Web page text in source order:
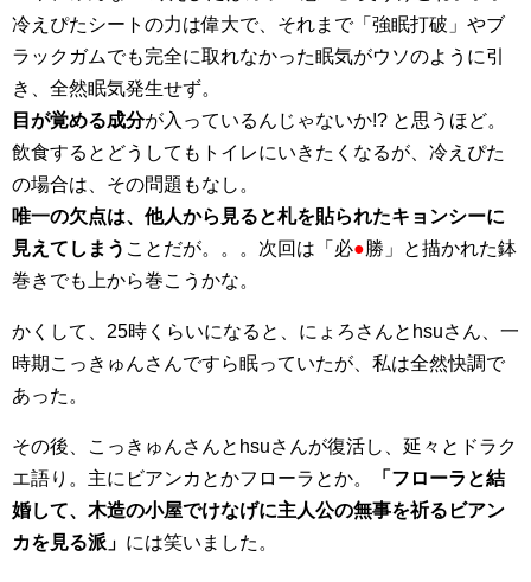
冷えぴたシートの力は偉大で、それまで「強眠打破」やブ
ラックガムでも完全に取れなかった眠気がウソのように引
き、全然眠気発生せず。
目が覚める成分が入っているんじゃないか!? と思うほど。
飲食するとどうしてもトイレにいきたくなるが、冷えぴた
の場合は、その問題もなし。
唯一の欠点は、他人から見ると札を貼られたキョンシーに
見えてしまう ことだが。。。次回は「必●勝」と描かれた鉢
巻きでも上から巻こうかな。
かくして、25時くらいになると、にょろさんとhsuさん、一
時期こっきゅんさんですら眠っていたが、私は全然快調で
あった。
その後、こっきゅんさんとhsuさんが復活し、延々とドラク
エ語り。主にビアンカとかフローラとか。
「フローラと結
婚して、木造の小屋でけなげに主人公の無事を祈るビアン
カを見る派」 には笑いました。